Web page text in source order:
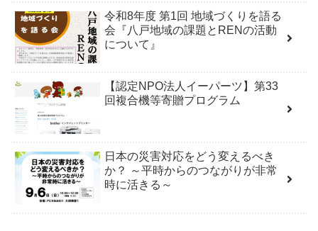
令和8年度 第1回 地域づくりを語る
会『八戸地域の課題とRENの活動
について』
【認定NPO法人イーパーツ】第33
回複合機等寄贈プログラム
日本の災害対応をどう変えるべき
か？ ～平時からのつながりが非常
時に活きる～